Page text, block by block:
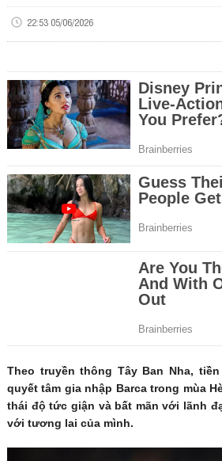
22:53 05/06/2026
Theo truyền thông Tây Ban Nha,
quyết tâm gia nhập Barca trong mùa
thái độ tức giận và bất mãn với lãnh
với tương lai của mình.